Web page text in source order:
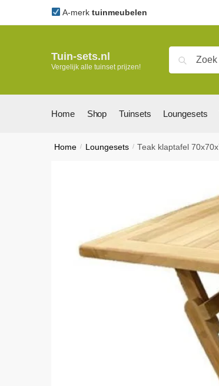
A-merk tuinmeubelen
Tuin-sets.nl
Vergelijk alle tuinset prijzen!
Zoeken
Home Shop Tuinsets Loungesets
Home / Loungesets / Teak klaptafel